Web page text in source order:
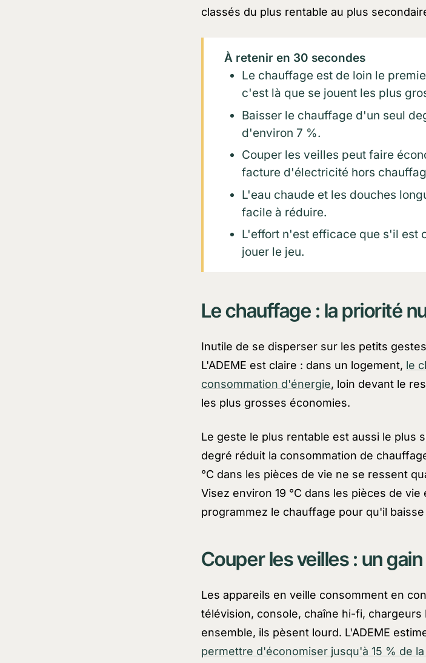
classés du plus rentable au plus
À retenir en 30 secondes
Le chauffage est de loin le
c'est là que se jouent les plus
Baisser le chauffage d'un seul
d'environ 7 %.
Couper les veilles peut faire
facture d'électricité hors
L'eau chaude et les douches
facile à réduire.
L'effort n'est efficace que s'il est
jouer le jeu.
Le chauffage : la priorité
Inutile de se disperser sur les petits
L'ADEME est claire : dans un logement, le
consommation d'énergie, loin devant le
les plus grosses économies.
Le geste le plus rentable est aussi le plus
degré réduit la consommation de
°C dans les pièces de vie ne se ressent
Visez environ 19 °C dans les pièces de vie
programmez le chauffage pour qu'il
Couper les veilles : un
Les appareils en veille consomment en
télévision, console, chaîne hi-fi, chargeurs
ensemble, ils pèsent lourd. L'ADEME
permettre d'économiser jusqu'à 15 % de